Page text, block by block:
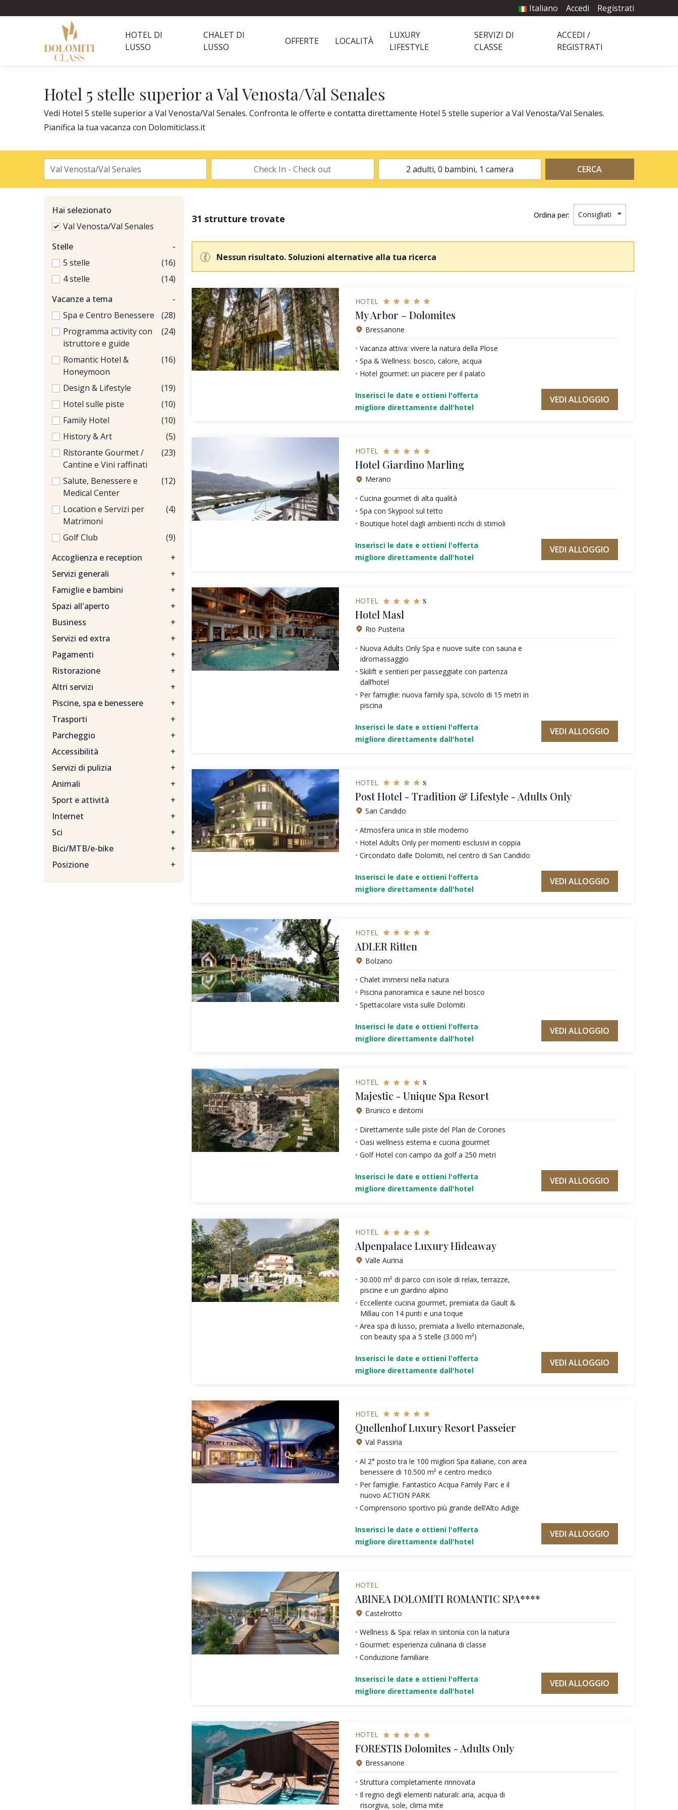
Italiano Accedi Registrati
HOTEL DI
LUSSO
CHALET DI
LUSSO
OFFERTE LOCALITÀ
LUXURY
LIFESTYLE
SERVIZI DI
CLASSE
ACCEDI /
REGISTRATI
Hotel 5 stelle superior a Val Venosta/Val Senales
Vedi Hotel 5 stelle superior a Val Venosta/Val Senales. Confronta le offerte e contatta direttamente Hotel 5 stelle superior a Val Venosta/Val Senales.
Pianifica la tua vacanza con Dolomiticlass.it
2 adulti, 0 bambini, 1 camera CERCA
Hai selezionato
Val Venosta/Val Senales
Stelle
-
5 stelle
(16)
4 stelle
(14)
Vacanze a tema
-
Spa e Centro Benessere
(28)
Programma activity con
istruttore e guide
(24)
Romantic Hotel &
Honeymoon
(16)
Design & Lifestyle
(19)
Hotel sulle piste
(10)
Family Hotel
(10)
History & Art
(5)
Ristorante Gourmet /
Cantine e Vini raffinati
(23)
Salute, Benessere e
Medical Center
(12)
Location e Servizi per
Matrimoni
(4)
Golf Club
(9)
Accoglienza e reception
+
Servizi generali
+
Famiglie e bambini
+
Spazi all'aperto
+
Business
+
Servizi ed extra
+
Pagamenti
+
Ristorazione
+
Altri servizi
+
Piscine, spa e benessere
+
Trasporti
+
Parcheggio
+
Accessibilità
+
Servizi di pulizia
+
Animali
+
Sport e attività
+
Internet
+
Sci
+
Bici/MTB/e-bike
+
Posizione
+
31 strutture trovate Ordina per:
Nessun risultato. Soluzioni alternative alla tua ricerca
HOTEL
My Arbor – Dolomites
Bressanone
Vacanza attiva: vivere la natura della Plose
Spa & Wellness: bosco, calore, acqua
Hotel gourmet: un piacere per il palato
Inserisci le date e ottieni l'offerta
migliore direttamente dall'hotel
VEDI ALLOGGIO
HOTEL
Hotel Giardino Marling
Merano
Cucina gourmet di alta qualità
Spa con Skypool sul tetto
Boutique hotel dagli ambienti ricchi di stimoli
Inserisci le date e ottieni l'offerta
migliore direttamente dall'hotel
VEDI ALLOGGIO
HOTEL s
Hotel Masl
Rio Pusteria
Nuova Adults Only Spa e nuove suite con sauna e
idromassaggio
Skilift e sentieri per passeggiate con partenza
dall’hotel
Per famiglie: nuova family spa, scivolo di 15 metri in
piscina
Inserisci le date e ottieni l'offerta
migliore direttamente dall'hotel
VEDI ALLOGGIO
HOTEL s
Post Hotel - Tradition & Lifestyle - Adults Only
San Candido
Atmosfera unica in stile moderno
Hotel Adults Only per momenti esclusivi in coppia
Circondato dalle Dolomiti, nel centro di San Candido
Inserisci le date e ottieni l'offerta
migliore direttamente dall'hotel
VEDI ALLOGGIO
HOTEL
ADLER Ritten
Bolzano
Chalet immersi nella natura
Piscina panoramica e saune nel bosco
Spettacolare vista sulle Dolomiti
Inserisci le date e ottieni l'offerta
migliore direttamente dall'hotel
VEDI ALLOGGIO
HOTEL s
Majestic - Unique Spa Resort
Brunico e dintorni
Direttamente sulle piste del Plan de Corones
Oasi wellness esterna e cucina gourmet
Golf Hotel con campo da golf a 250 metri
Inserisci le date e ottieni l'offerta
migliore direttamente dall'hotel
VEDI ALLOGGIO
HOTEL
Alpenpalace Luxury Hideaway
Valle Aurina
30.000 m² di parco con isole di relax, terrazze,
piscine e un giardino alpino
Eccellente cucina gourmet, premiata da Gault &
Millau con 14 punti e una toque
Area spa di lusso, premiata a livello internazionale,
con beauty spa a 5 stelle (3.000 m²)
Inserisci le date e ottieni l'offerta
migliore direttamente dall'hotel
VEDI ALLOGGIO
HOTEL
Quellenhof Luxury Resort Passeier
Val Passiria
Al 2° posto tra le 100 migliori Spa italiane, con area
benessere di 10.500 m² e centro medico
Per famiglie. Fantastico Acqua Family Parc e il
nuovo ACTION PARK
Comprensorio sportivo più grande dell’Alto Adige
Inserisci le date e ottieni l'offerta
migliore direttamente dall'hotel
VEDI ALLOGGIO
HOTEL
ABINEA DOLOMITI ROMANTIC SPA****
Castelrotto
Wellness & Spa: relax in sintonia con la natura
Gourmet: esperienza culinaria di classe
Conduzione familiare
Inserisci le date e ottieni l'offerta
migliore direttamente dall'hotel
VEDI ALLOGGIO
HOTEL
FORESTIS Dolomites - Adults Only
Bressanone
Struttura completamente rinnovata
Il regno degli elementi naturali: aria, acqua di
risorgiva, sole, clima mite